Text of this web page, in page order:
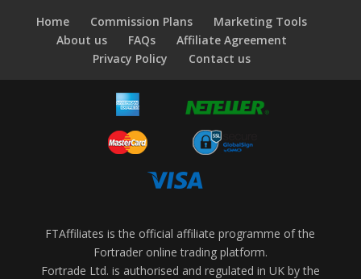
Home Commission Plans
Marketing Tools
About us
FAQs
Affiliate Agreement
Privacy Policy
Contact us
FTAffiliates is the official affiliate programme of the
Fortrader online trading platform.
Fortrade Ltd. is authorised and regulated in UK by the